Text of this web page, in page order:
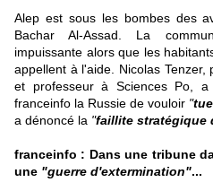
Alep est sous les bombes des
Bachar Al-Assad. La
impuissante alors que les
appellent à l'aide. Nicolas
et professeur à Sciences Po,
franceinfo la Russie de vouloir "
a dénoncé la "faillite stratégique
franceinfo : Dans une tribune
une "guerre d'extermination"...